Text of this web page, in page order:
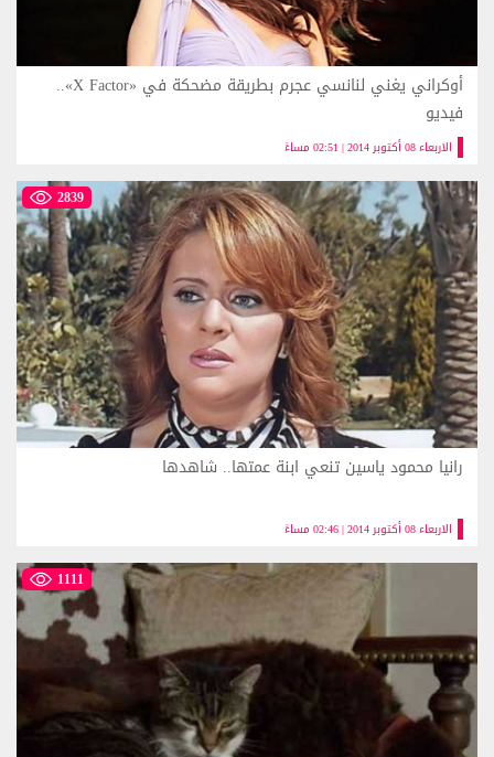
الاربعاء 08 أكتوبر 2014 | 02:51 مساءً
أوكراني يغني لنانسي عجرم بطريقة مضحكة في «X Factor»..
فيديو
2839
الاربعاء 08 أكتوبر 2014 | 02:46 مساءً
رانيا محمود ياسين تنعي ابنة عمتها.. شاهدها
1111